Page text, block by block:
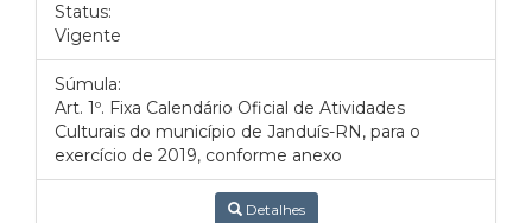
Status:
Vigente
Súmula:
Art. 1º. Fixa Calendário Oficial de Atividades
Culturais do município de Janduís-RN, para o
exercício de 2019, conforme anexo
Detalhes